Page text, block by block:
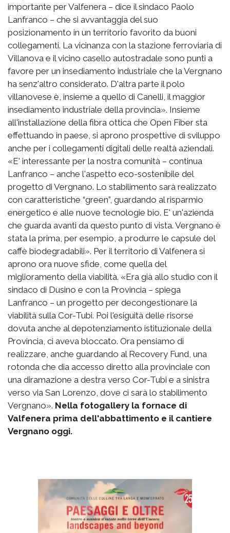
importante per Valfenera – dice il sindaco Paolo
Lanfranco – che si avvantaggia del suo
posizionamento in un territorio favorito da buoni
collegamenti. La vicinanza con la stazione ferroviaria di
Villanova e il vicino casello autostradale sono punti a
favore per un insediamento industriale che la Vergnano
ha senz'altro considerato. D'altra parte il polo
villanovese è, insieme a quello di Canelli, il maggior
insediamento industriale della provincia». Insieme
all'installazione della fibra ottica che Open Fiber sta
effettuando in paese, si aprono prospettive di sviluppo
anche per i collegamenti digitali delle realtà aziendali.
«E' interessante per la nostra comunità – continua
Lanfranco – anche l'aspetto eco-sostenibile del
progetto di Vergnano. Lo stabilimento sarà realizzato
con caratteristiche “green”, guardando al risparmio
energetico e alle nuove tecnologie bio. E' un'azienda
che guarda avanti da questo punto di vista. Vergnano è
stata la prima, per esempio, a produrre le capsule del
caffè biodegradabili». Per il territorio di Valfenera si
aprono ora nuove sfide, come quella del
miglioramento della viabilità. «Era già allo studio con il
sindaco di Dusino e con la Provincia – spiega
Lanfranco – un progetto per decongestionare la
viabilità sulla Cor-Tubi. Poi l'esiguità delle risorse
dovuta anche al depotenziamento istituzionale della
Provincia, ci aveva bloccato. Ora pensiamo di
realizzare, anche guardando al Recovery Fund, una
rotonda che dia accesso diretto alla provinciale con
una diramazione a destra verso Cor-Tubi e a sinistra
verso via San Lorenzo, dove ci sarà lo stabilimento
Vergnano». Nella fotogallery la fornace di
Valfenera prima dell'abbattimento e il cantiere
Vergnano oggi.